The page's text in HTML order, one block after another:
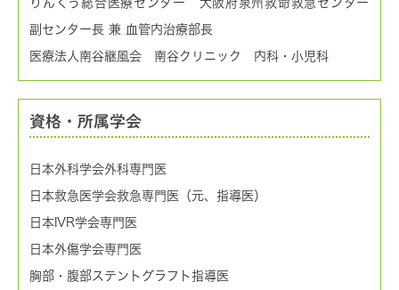
りんくう総合医療センター 大阪府泉州救命救急センター
副センター長 兼 血管内治療部長
医療法人南谷継風会 南谷クリニック 内科・小児科
資格・所属学会
日本外科学会外科専門医
日本救急医学会救急専門医（元、指導医）
日本IVR学会専門医
日本外傷学会専門医
胸部・腹部ステントグラフト指導医